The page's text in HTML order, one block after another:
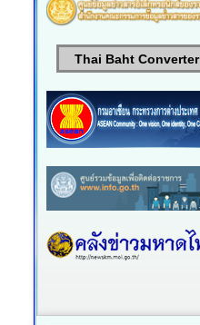
Thai Baht Converter